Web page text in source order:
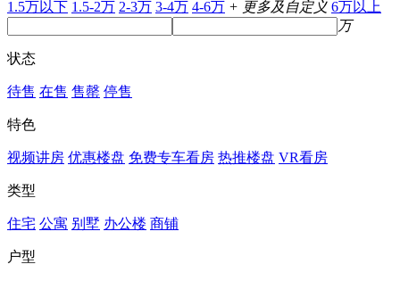
1.5万以下 1.5-2万 2-3万 3-4万 4-6万 + 更多及自定义 6万以上
万
状态
待售 在售 售罄 停售
特色
视频讲房 优惠楼盘 免费专车看房 热推楼盘 VR看房
类型
住宅 公寓 别墅 办公楼 商铺
户型